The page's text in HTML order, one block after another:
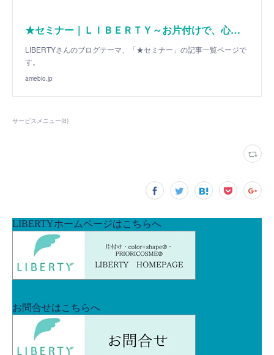
★セミナー｜ＬＩＢＥＲＴＹ～お片付けで、心を自由に～
LIBERTYさんのブログテーマ、「★セミナー」の記事一覧ページで
す。
ameblo.jp
サービスメニュー(8)